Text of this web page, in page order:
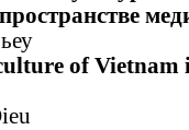
of Vietnam